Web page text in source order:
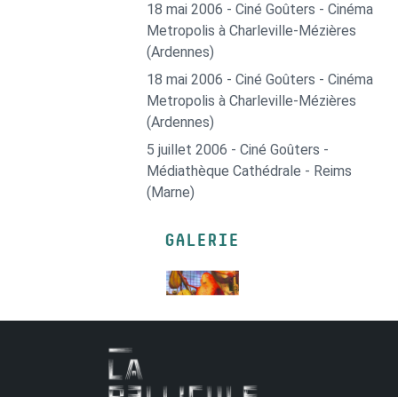
18 mai 2006 - Ciné Goûters - Cinéma
Metropolis à Charleville-Mézières
(Ardennes)
18 mai 2006 - Ciné Goûters - Cinéma
Metropolis à Charleville-Mézières
(Ardennes)
5 juillet 2006 - Ciné Goûters -
Médiathèque Cathédrale - Reims
(Marne)
GALERIE